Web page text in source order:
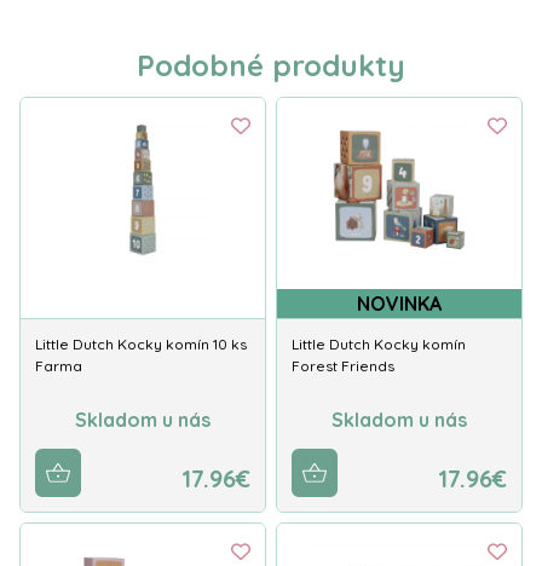
Podobné produkty
Little Dutch Kocky komín 10 ks
Farma
Skladom u nás
17.96€
NOVINKA
Little Dutch Kocky komín
Forest Friends
Skladom u nás
17.96€